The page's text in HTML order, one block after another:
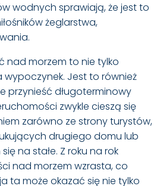
wodnych sprawiają, że jest to
żeglarstwa,
nad morzem to nie tylko
wypoczynek. Jest to również
przynieść długoterminowy
zwykle cieszą się
zarówno ze strony turystów,
drugiego domu lub
na stałe. Z roku na rok
nad morzem wzrasta, co
ta może okazać się nie tylko